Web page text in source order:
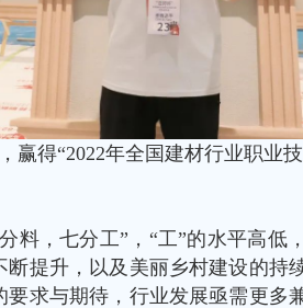
赢得“2022年全国建材行业职业
料，七分工”，“工”的水平高低
断提升，以及美丽乡村建设的持
要求与期待，行业发展亟需更多